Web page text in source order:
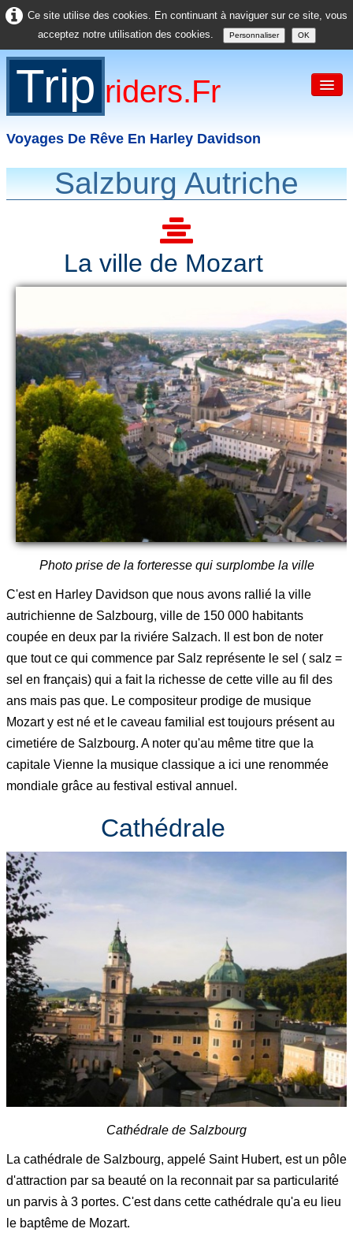
Ce site utilise des cookies. En continuant à naviguer sur ce site, vous
acceptez notre utilisation des cookies.
Personnaliser OK
Trip Riders.fr
Voyages De Rêve En Harley Davidson
Accueil
Divers
Salzburg Autriche
La ville de Mozart
Photo prise de la forteresse qui surplombe la ville
C'est en Harley Davidson que nous avons rallié la ville
autrichienne de Salzbourg, ville de 150 000 habitants
coupée en deux par la riviére Salzach. Il est bon de noter
que tout ce qui commence par Salz représente le sel ( salz =
sel en français) qui a fait la richesse de cette ville au fil des
ans mais pas que. Le compositeur prodige de musique
Mozart y est né et le caveau familial est toujours présent au
cimetiére de Salzbourg. A noter qu'au même titre que la
capitale Vienne la musique classique a ici une renommée
mondiale grâce au festival estival annuel.
Cathédrale
Cathédrale de Salzbourg
La cathédrale de Salzbourg, appelé Saint Hubert, est un pôle
d'attraction par sa beauté on la reconnait par sa particularité
un parvis à 3 portes. C'est dans cette cathédrale qu'a eu lieu
le baptême de Mozart.